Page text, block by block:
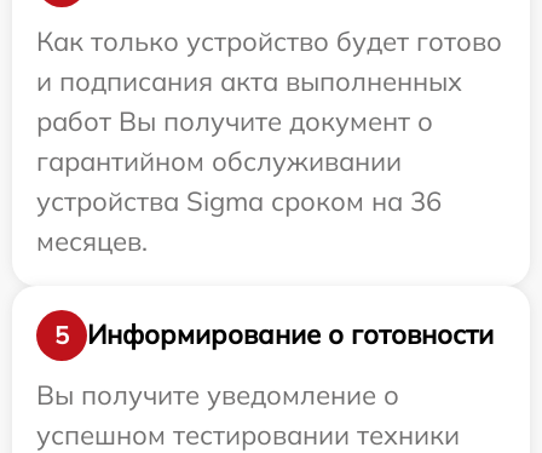
Как только устройство будет готово
и подписания акта выполненных
работ Вы получите документ о
гарантийном обслуживании
устройства Sigma сроком на 36
месяцев.
5
Информирование о готовности
Вы получите уведомление о
успешном тестировании техники